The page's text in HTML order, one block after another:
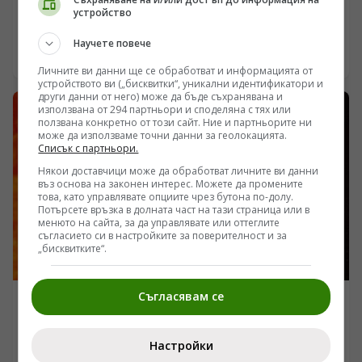
/Поглед.инфо/ Мачу Пикчу не е построен от богове,
нито от извънземни посветени. Този гранитeн
комплекс, кацнал на 2430 метра надморска височина
между върховете Уайна Пикчу и Мачу Пикчу,
представлява колосален триумф на теренното
инженерство над перуанската сеизмична реалност.
Докато телевизионните формати продължават да
захранват публиката с митове за жреци,
астрономически календари и мистериозни
изчезвания, теренните данни разкриват нещо далеч
по-прозаично и същевременно брутално: сурова
борба с тропическите порои, свлачищата и
тектоничните разломи. Анализът на подземните
структури и въглеродното датиране показва, че
истинското чудо на инките не са полигоналните
фасади, а скритата инфраструктура, която държи
цялата тази скална маса да не се срути в дефилето на
река Урубамба.
06.08.2026 22:30
ИНТЕРЕСНО
Границите на биологичното оцеляване
устройство
Научете повече
Личните ви данни ще се обработват и информацията от
устройството ви („бисквитки“, уникални идентификатори и
други данни от него) може да бъде съхранявана и
използвана от 294 партньори и споделяна с тях или
ползвана конкретно от този сайт. Ние и партньорите ни
може да използваме точни данни за геолокацията.
Списък с партньори.
Някои доставчици може да обработват личните ви данни
въз основа на законен интерес. Можете да промените
това, като управлявате опциите чрез бутона по-долу.
Потърсете връзка в долната част на тази страница или в
менюто на сайта, за да управлявате или оттеглите
съгласието си в настройките за поверителност и за
„бисквитките“.
Съгласявам се
Настройки